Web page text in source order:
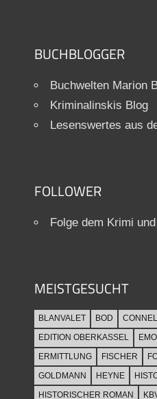
BUCHBLOGGER
Buchwelten Marion
Kriminalinskis Blog
Lesenswertes aus
FOLLOWER
Folge dem Krimi
MEISTGESUCHT
BLANVALET BOD
EDITION OBERKASSEL
ERMITTLUNG
FISCHER
GOLDMANN
HEYNE
HISTORISCHER ROMAN